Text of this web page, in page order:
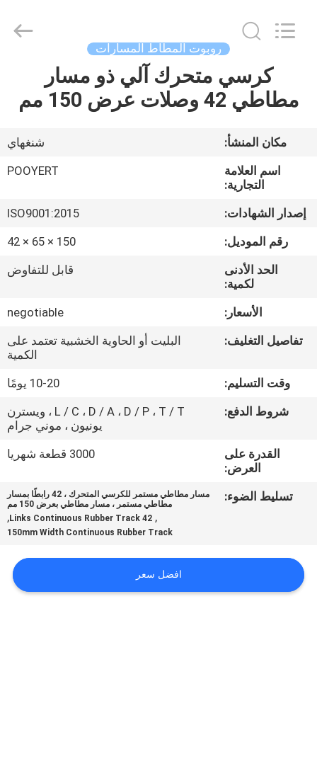
الصفحة
الرئيسية
منتجات
معلومات
عنا
جولة
المعمل
مراقبة
الجودة
اتصل
اطلب
NEWS
روبوت المطاط المسارات
كرسي متحرك آلي ذو مسار
مطاطي 42 وصلات عرض 150 مم
مكان المنشأ:
شنغهاي
اسم العلامة
التجارية:
POOYERT
إصدار الشهادات:
ISO9001:2015
رقم الموديل:
150 × 65 × 42
الحد الأدنى
لكمية:
قابل للتفاوض
الأسعار:
negotiable
تفاصيل التغليف:
البليت أو الحاوية الخشبية تعتمد على
الكمية
وقت التسليم:
10-20 يومًا
شروط الدفع:
L / C ، D / A ، D / P ، T / T ، ويسترن
يونيون ، موني جرام
القدرة على
العرض:
3000 قطعة شهريا
تسليط الضوء:
مسار مطاطي مستمر للكرسي المتحرك ، 42 رابطًا بمسار
مطاطي مستمر ، مسار مطاطي بعرض 150 مم
,
42 Links Continuous Rubber Track
,
150mm Width Continuous Rubber Track
افضل سعر